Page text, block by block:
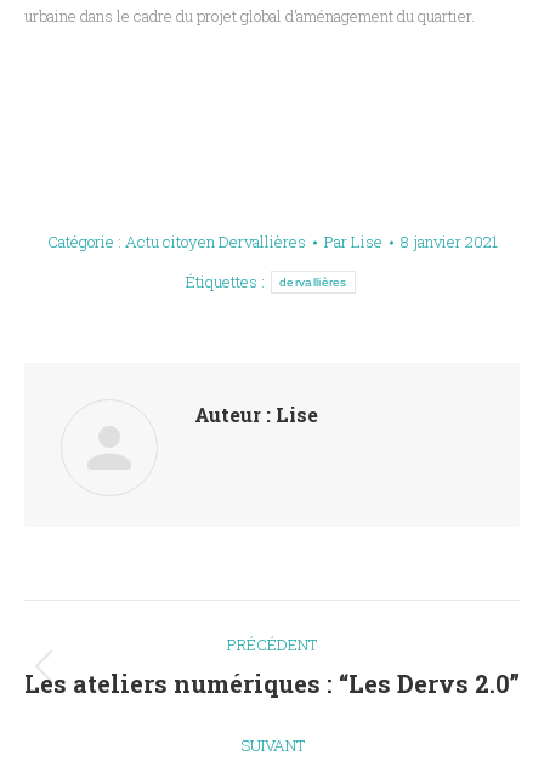
urbaine dans le cadre du projet global d’aménagement du quartier.
Catégorie : Actu citoyen Dervallières ParLise
8 janvier 2021
Étiquettes :
dervallières
Auteur : Lise
Navigation
article
PRÉCÉDENT
Article
:
Les ateliers numériques : “Les Dervs 2.0”
SUIVANT